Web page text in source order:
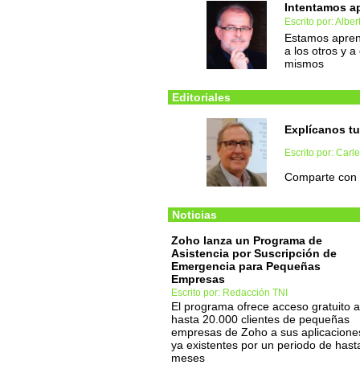
Intentamos
Escrito por:
Estamos
a los otros y a
mismos
Editoriales
Explícanos
Escrito por:
Comparte con
Noticias
Zoho lanza un Programa de
Asistencia por Suscripción de
Emergencia para Pequeñas
Empresas
Escrito por: Redacción TNI
El programa ofrece acceso gratuito a
hasta 20.000 clientes de pequeñas
empresas de Zoho a sus
ya existentes por un periodo de
meses